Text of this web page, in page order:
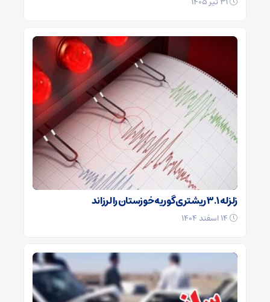
زلزله ۳.۱ ریشتری گوریه خوزستان را لرزاند